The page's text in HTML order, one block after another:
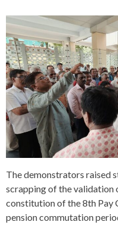
The demonstrators raised
scrapping of the validation
constitution of the 8th Pay
pension commutation